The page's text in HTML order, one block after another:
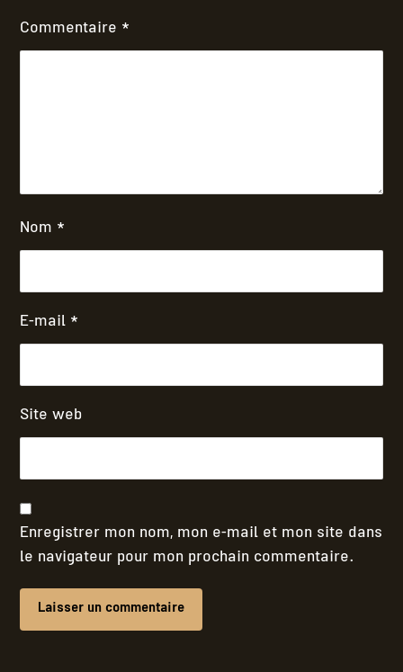
Commentaire *
Nom *
E-mail *
Site web
Enregistrer mon nom, mon e-mail et mon site dans
le navigateur pour mon prochain commentaire.
Laisser un commentaire